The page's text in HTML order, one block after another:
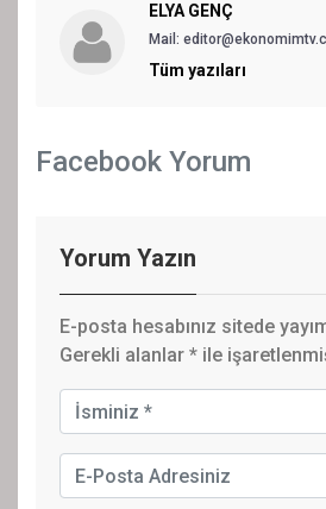
ELYA GENÇ
Mail:
Tüm yazıları
Facebook Yorum
Yorum Yazın
E-posta hesabınız sitede
Gerekli alanlar * ile